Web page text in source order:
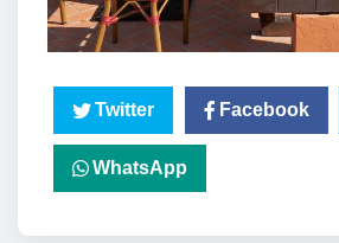
Twitter Facebook
WhatsApp